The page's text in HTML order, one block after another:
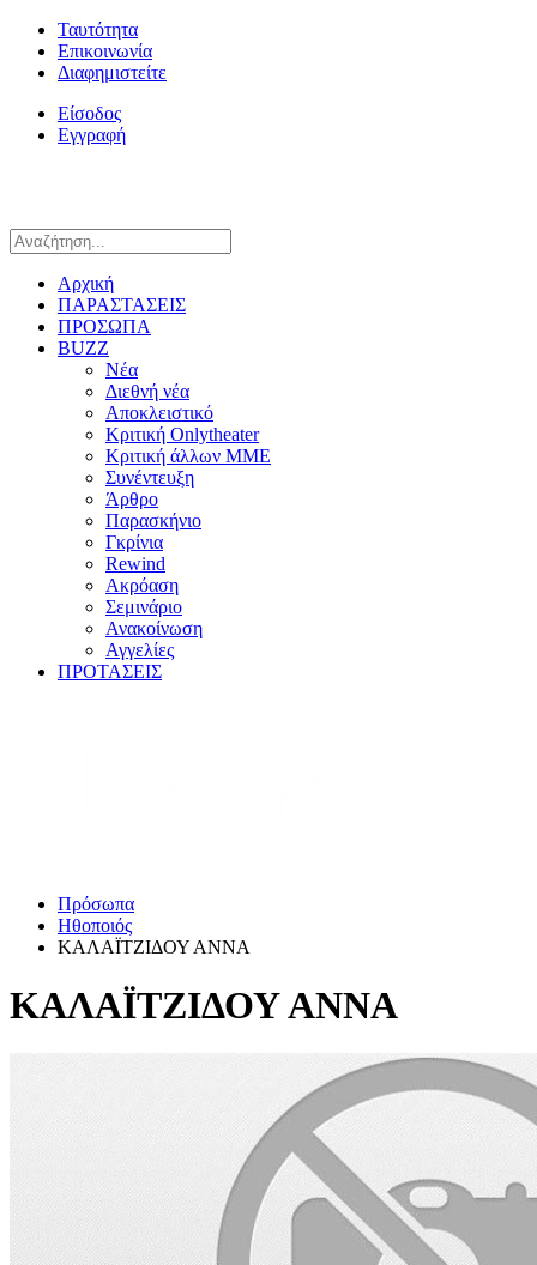
Ταυτότητα
Επικοινωνία
Διαφημιστείτε
Είσοδος
Εγγραφή
Αρχική
ΠΑΡΑΣΤΑΣΕΙΣ
ΠΡΟΣΩΠΑ
BUZZ
Νέα
Διεθνή νέα
Αποκλειστικό
Κριτική Onlytheater
Κριτική άλλων ΜΜΕ
Συνέντευξη
Άρθρο
Παρασκήνιο
Γκρίνια
Rewind
Ακρόαση
Σεμινάριο
Ανακοίνωση
Αγγελίες
ΠΡΟΤΑΣΕΙΣ
Πρόσωπα
Ηθοποιός
ΚΑΛΑΪΤΖΙΔΟΥ ΑΝΝΑ
ΚΑΛΑΪΤΖΙΔΟΥ ΑΝΝΑ